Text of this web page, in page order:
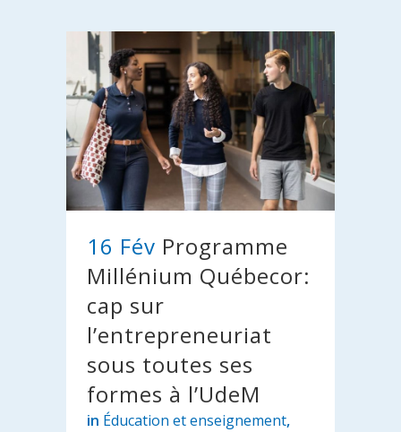
16 Fév Programme
Millénium Québecor:
cap sur
l’entrepreneuriat
sous toutes ses
formes à l’UdeM
in Éducation et enseignement,